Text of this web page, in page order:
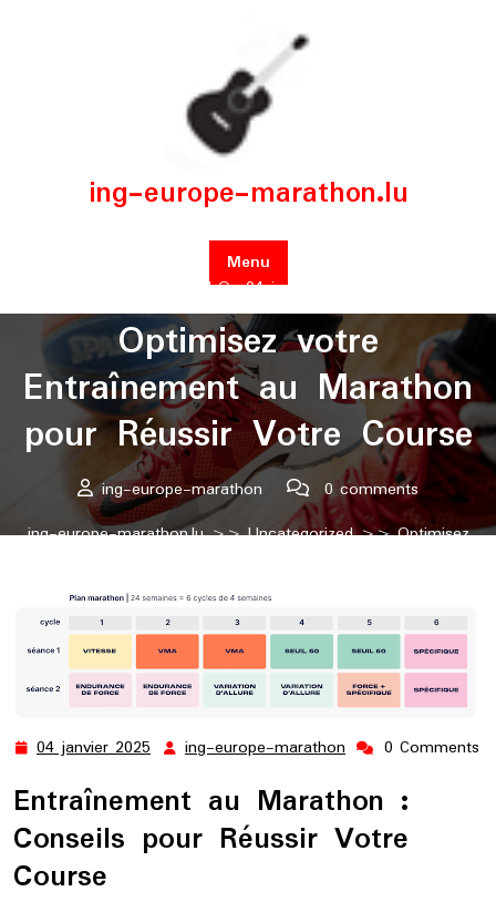
ing-europe-marathon.lu
Menu
Posted On 04 janvier 2025
Optimisez votre
Entraînement au Marathon
pour Réussir Votre Course
ing-europe-marathon
0 comments
ing-europe-marathon.lu>>Uncategorized>> Optimisez
04 janvier 2025 04
2025
ing-europe-marathon ing-
marathon
0 Comments
Entraînement au Marathon :
Conseils pour Réussir Votre
Course